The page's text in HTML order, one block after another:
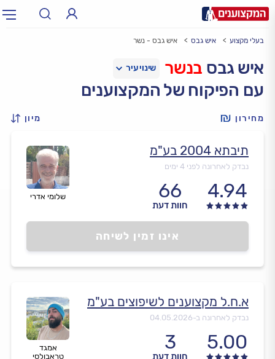
עירעיר: תל אביב, חיפה…
בעלי מקצוע איש גבס איש גבס - נשר
איש גבס בנשר
עם הפיקוח של המקצוענים
מחירון מיון
שלומי אדרי
תיבתא 2004 בע"מ
נבדק לאחרונה לפני 4 ימים
4.94
66
חוות דעת
אינו זמין לשיחה
אמגד
טראבולסי
א.ח.ל מקצוענים לשיפוצים בע"מ
נבדק לאחרונה ב-04.05.2026
5.00
3
חוות דעת